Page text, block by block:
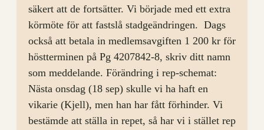
säkert att de fortsätter. Vi började med ett extra
körmöte för att fastslå stadgeändringen. Dags
också att betala in medlemsavgiften 1 200 kr för
höstterminen på Pg 4207842-8, skriv ditt namn
som meddelande. Förändring i rep-schemat:
Nästa onsdag (18 sep) skulle vi ha haft en
vikarie (Kjell), men han har fått förhinder. Vi
bestämde att ställa in repet, så har vi i stället rep